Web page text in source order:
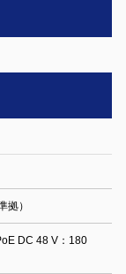
拠）
DC 48 V：180